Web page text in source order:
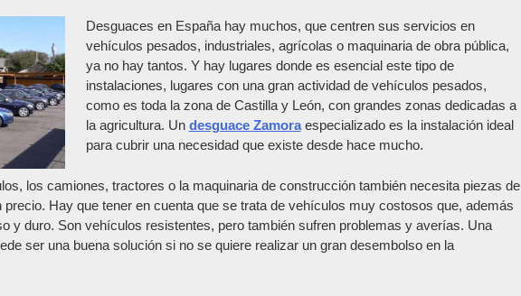
Desguaces en España hay muchos, que centren sus servicios en
vehículos pesados, industriales, agrícolas o maquinaria de obra pública,
ya no hay tantos. Y hay lugares donde es esencial este tipo de
instalaciones, lugares con una gran actividad de vehículos pesados,
como es toda la zona de Castilla y León, con grandes zonas dedicadas a
la agricultura. Un desguace Zamoraespecializado es la instalación ideal
para cubrir una necesidad que existe desde hace mucho.
los camiones, tractores o la maquinaria de construcción también necesita piezas de
Hay que tener en cuenta que se trata de vehículos muy costosos que, además
y duro. Son vehículos resistentes, pero también sufren problemas y averías. Una
ser una buena solución si no se quiere realizar un gran desembolso en la